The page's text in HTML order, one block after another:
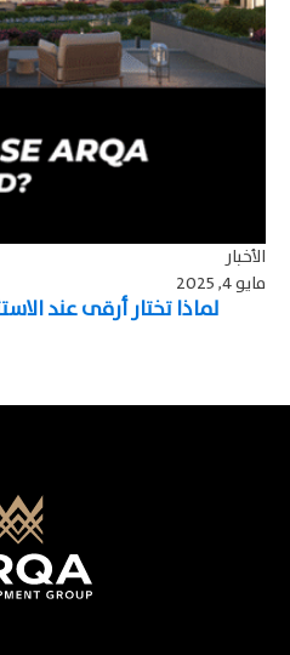
الأخبار
مايو 4, 2025
لماذا تختار أرقى عند